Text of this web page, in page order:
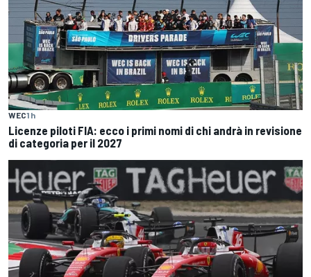
WEC1 h
Licenze piloti FIA: ecco i primi nomi di chi andrà in revisione
di categoria per il 2027